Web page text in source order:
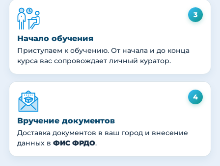
3
Начало обучения
Приступаем к обучению. От начала и до конца
курса вас сопровождает личный куратор.
4
Вручение документов
Доставка документов в ваш город и внесение
данных в ФИС ФРДО.